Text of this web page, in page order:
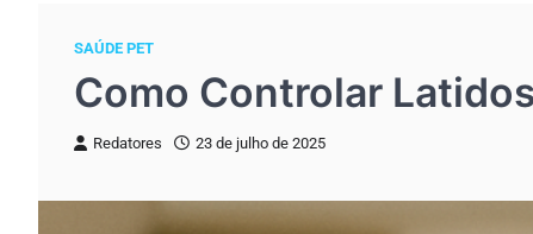
SAÚDE PET
Como Controlar
Redatores 23 de julho de 2025